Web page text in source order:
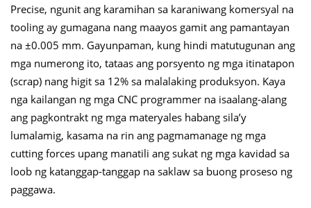
Precise, ngunit ang karamihan sa karaniwang komersyal na
tooling ay gumagana nang maayos gamit ang pamantayan
na ±0.005 mm. Gayunpaman, kung hindi matutugunan ang
mga numerong ito, tataas ang porsyento ng mga itinatapon
(scrap) nang higit sa 12% sa malalaking produksyon. Kaya
nga kailangan ng mga CNC programmer na isaalang-alang
ang pagkontrakt ng mga materyales habang sila’y
lumalamig, kasama na rin ang pagmamanage ng mga
cutting forces upang manatili ang sukat ng mga kavidad sa
loob ng katanggap-tanggap na saklaw sa buong proseso ng
paggawa.